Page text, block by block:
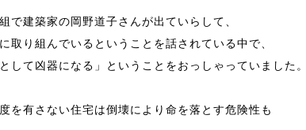
で建築家の岡野道子さんが出ていらして、
取り組んでいるということを話されている中で、
して凶器になる」ということをおっしゃっていました。
を有さない住宅は倒壊により命を落とす危険性も